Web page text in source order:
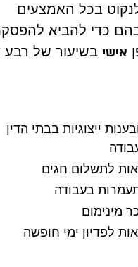
בכל האמצעים
כדי להביא
אישי בשיעור של רבע
ייצוגיות בבתי הדין
לתשלום חגים
בעבודה
מינימום
לפדיון ימי חופשה